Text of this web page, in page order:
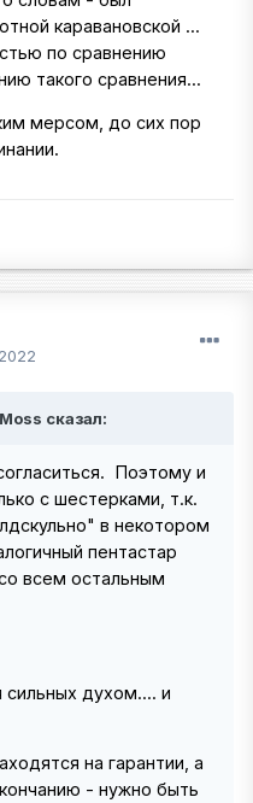
каравановской ...
по сравнению
такого сравнения...
мерсом, до сих пор
сказал:
Поэтому и
с шестерками, т.к.
в некотором
пентастар
всем остальным
духом.... и
на гарантии, а
- нужно быть